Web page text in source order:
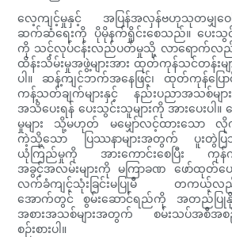
လေ့ကျင့်မှုနှင့် အပြန်အလှန်ဗဟုသုတမျှ
ဆက်ဆံရေးကို ပိုမိုနက်ရှိုင်းစေသည်။ ပေးသွ
ကို သင့်လုပ်ငန်းလည်ပတ်မှုသို့ လာရောက်လည်ပ
ထိန်းသိမ်းမှုအဖွဲ့များအား ထုတ်ကုန်သင်တန်းမျ
ပါ။ ဆန့်ကျင်ဘက်အနေဖြင့်၊ ထုတ်ကုန်ပြောင်
ကန့်သတ်ချက်များနှင့် နည်းပညာအသစ်မျာ
အသိပေးရန် ပေးသွင်းသူများကို အားပေးပါ။
မှုများ သို့မဟုတ် မမျှော်လင့်ထားသော လို
ကဲ့သို့သော ပြဿနာများအတွက် ပူးတွဲပြဿ
ယုံကြည်မှုကို အားကောင်းစေပြီး ကုန်
အခွင့်အလမ်းများကို မကြာခဏ ဖော်ထုတ်ပ
လက်ခံကျင့်သုံးခြင်းမပြုမီ တကယ့်လည်ပ
အောက်တွင် စွမ်းဆောင်ရည်ကို အတည်ပြု
အစားအသစ်များအတွက် စမ်းသပ်အစီအ
စဉ်းစားပါ။